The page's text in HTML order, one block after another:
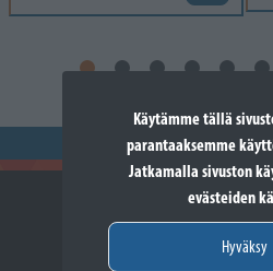
Käytämme tällä
parantaaksemme
Jatkamalla sivuston
evästeiden
Hyväksy